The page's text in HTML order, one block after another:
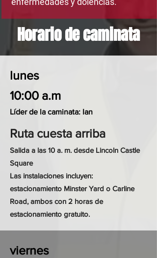
Horario de caminata
lunes
10:00 a.m
Líder de la caminata: Ian
Ruta cuesta arriba
Salida a las 10 a. m. desde Lincoln Castle
Square
Las instalaciones incluyen:
estacionamiento Minster Yard o Carline
Road, ambos con 2 horas de
estacionamiento gratuito.
viernes